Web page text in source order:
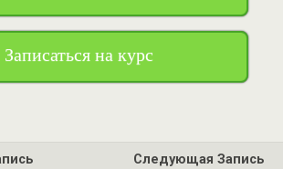
Записаться на курс
Следующая Запись